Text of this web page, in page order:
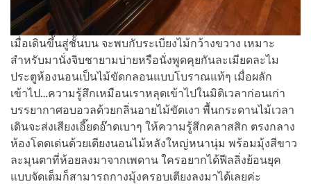
เมื่อเดินขึ้นสู่ชั้นบน จะพบกับระเบียงไม้กว้างขวาง เหมาะ
สำหรับมานั่งจิบชายามบ่ายหรือนั่งพูดคุยกันละเมียดละไม
ประตูห้องนอนเป็นไม้ขัดกลอนแบบโบราณแท้ๆ เมื่อผลัก
เข้าไป…ความรู้สึกเหมือนเราหลุดเข้าไปในมิติเวลาก่อนเก่า
บรรยากาศอบอวลด้วยกลิ่นอายไม้ขัดเงา พื้นกระดานไม้เวลา
เดินจะส่งเสียงเอี๊ยดอ๊าดเบาๆ ให้ความรู้สึกคลาสสิก ตรงกลาง
ห้องโดดเด่นด้วยเตียงนอนไม้หลังใหญ่หนานุ่ม พร้อมมุ้งสีขาว
ละมุนตาที่ห้อยลงมาจากเพดาน ใครอยากได้ฟีลลิ่งย้อนยุค
แบบจัดเต็มก็สามารถกางมุ้งครอบเตียงลงมาได้เลยค่ะ